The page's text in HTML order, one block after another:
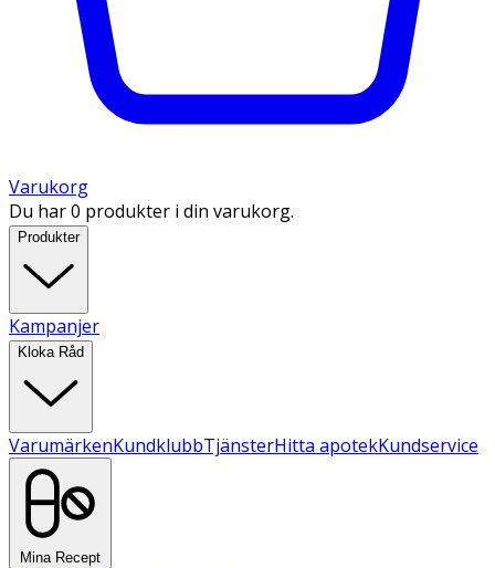
Varukorg
Du har 0 produkter i din varukorg.
Produkter
Kampanjer
Kloka Råd
VarumärkenKundklubbTjänsterHitta apotekKundservice
Mina Recept